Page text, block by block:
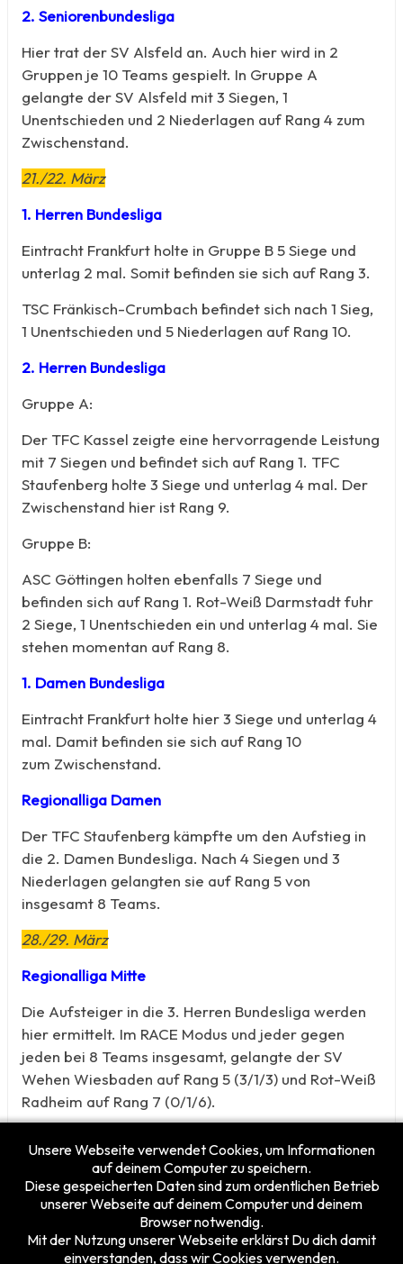
2. Seniorenbundesliga
Hier trat der SV Alsfeld an. Auch hier wird in 2
Gruppen je 10 Teams gespielt. In Gruppe A
gelangte der SV Alsfeld mit 3 Siegen, 1
Unentschieden und 2 Niederlagen auf Rang 4 zum
Zwischenstand.
21./22. März
1. Herren Bundesliga
Eintracht Frankfurt holte in Gruppe B 5 Siege und
unterlag 2 mal. Somit befinden sie sich auf Rang 3.
TSC Fränkisch-Crumbach befindet sich nach 1 Sieg,
1 Unentschieden und 5 Niederlagen auf Rang 10.
2. Herren Bundesliga
Gruppe A:
Der TFC Kassel zeigte eine hervorragende Leistung
mit 7 Siegen und befindet sich auf Rang 1. TFC
Staufenberg holte 3 Siege und unterlag 4 mal. Der
Zwischenstand hier ist Rang 9.
Gruppe B:
ASC Göttingen holten ebenfalls 7 Siege und
befinden sich auf Rang 1. Rot-Weiß Darmstadt fuhr
2 Siege, 1 Unentschieden ein und unterlag 4 mal. Sie
stehen momentan auf Rang 8.
1. Damen Bundesliga
Eintracht Frankfurt holte hier 3 Siege und unterlag 4
mal. Damit befinden sie sich auf Rang 10
zum Zwischenstand.
Regionalliga Damen
Der TFC Staufenberg kämpfte um den Aufstieg in
die 2. Damen Bundesliga. Nach 4 Siegen und 3
Niederlagen gelangten sie auf Rang 5 von
insgesamt 8 Teams.
28./29. März
Regionalliga Mitte
Die Aufsteiger in die 3. Herren Bundesliga werden
hier ermittelt. Im RACE Modus und jeder gegen
jeden bei 8 Teams insgesamt, gelangte der SV
Wehen Wiesbaden auf Rang 5 (3/1/3) und Rot-Weiß
Radheim auf Rang 7 (0/1/6).
Unsere Webseite verwendet Cookies, um Informationen
auf deinem Computer zu speichern.
Diese gespeicherten Daten sind zum ordentlichen Betrieb
unserer Webseite auf deinem Computer und deinem
Browser notwendig.
Mit der Nutzung unserer Webseite erklärst Du dich damit
einverstanden, dass wir Cookies verwenden.